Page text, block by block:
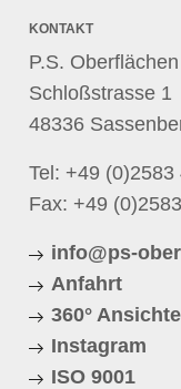
KONTAKT
P.S.
Schloßstrasse 1
48336
Tel: +49 (0)2583
Fax: +49
info@ps-
Anfahrt
360°
Instagram
ISO 9001